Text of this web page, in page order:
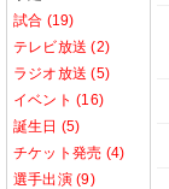
試合 (19)
テレビ放送 (2)
ラジオ放送 (5)
イベント (16)
誕生日 (5)
チケット発売 (4)
選手出演 (9)